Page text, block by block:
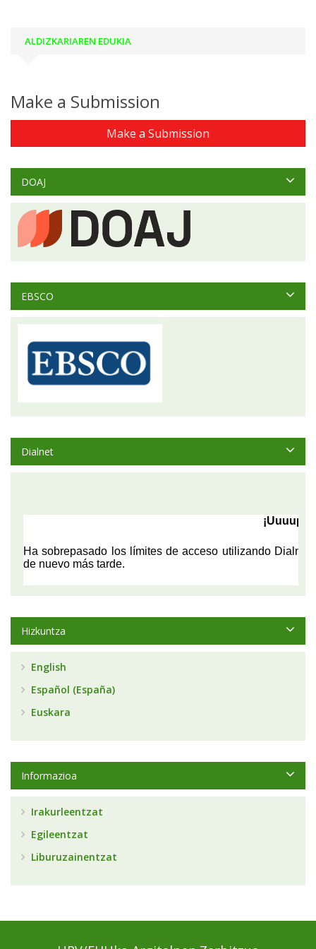
ALDIZKARIAREN EDUKIA
Make a Submission
Make a Submission
DOAJ
EBSCO
Dialnet
Hizkuntza
English
Español (España)
Euskara
Informazioa
Irakurleentzat
Egileentzat
Liburuzainentzat